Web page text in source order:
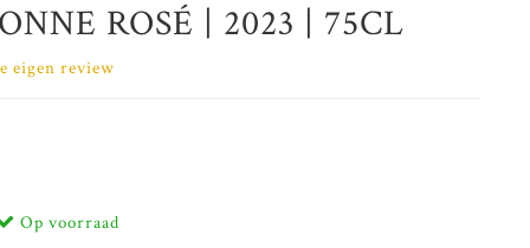
ROSÉ | 2023 | 75CL
eigen review
Op voorraad